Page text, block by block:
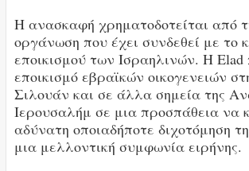
Η ανασκαφή χρηματοδοτείται από
οργάνωση που έχει συνδεθεί με το
εποικισμού των Ισραηλινών. Η Elad
εποικισμό εβραϊκών οικογενειών
Σιλουάν και σε άλλα σημεία της
Ιερουσαλήμ σε μια προσπάθεια να
αδύνατη οποιαδήποτε διχοτόμηση
μια μελλοντική συμφωνία ειρήνης.